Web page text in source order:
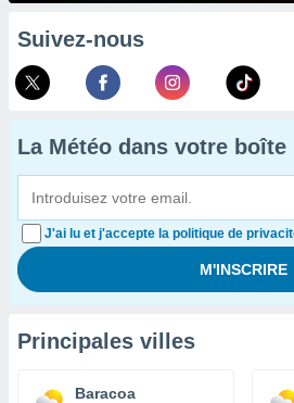
Suivez-nous
La Météo dans votre boîte
J'ai lu et j'accepte la politique de
Principales villes
Baracoa